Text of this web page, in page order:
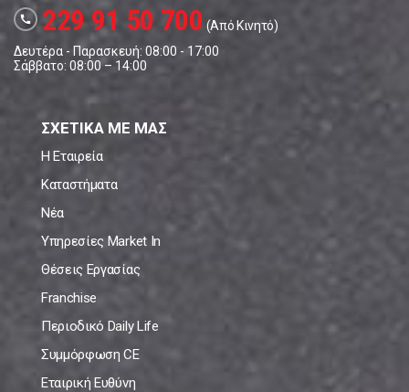
call 229 91 50 700 (Από Κινητό)
Δευτέρα - Παρασκευή: 08:00 - 17:00
Σάββατο: 08:00 – 14:00
ΣΧΕΤΙΚΑ ΜΕ ΜΑΣ
Η Εταιρεία
Καταστήματα
Νέα
Υπηρεσίες Market In
Θέσεις Εργασίας
Franchise
Περιοδικό Daily Life
Συμμόρφωση CE
Εταιρική Ευθύνη